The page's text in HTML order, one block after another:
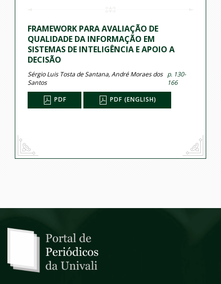
FRAMEWORK PARA AVALIAÇÃO DE
QUALIDADE DA INFORMAÇÃO EM
SISTEMAS DE INTELIGÊNCIA E APOIO A
DECISÃO
Sérgio Luis Tosta de Santana, André Moraes dos
Santos
p. 130-
166
PDF PDF (ENGLISH)